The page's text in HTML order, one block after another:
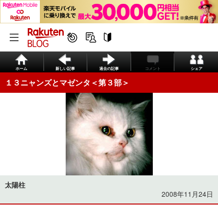
ホーム 新しい記事 過去の記事 コメント シェア
１３ニャンズとマゼンタ＜第３部＞
太陽柱
2008年11月24日